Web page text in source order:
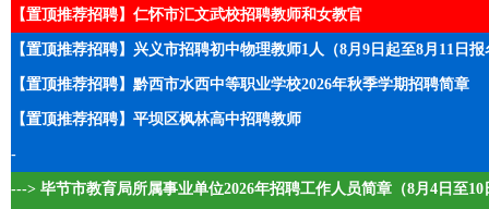
【置顶推荐招聘】仁怀市汇文武校招聘教师和女教官
【置顶推荐招聘】兴义市招聘初中物理教师1人（8月9日起至8月11日报
【置顶推荐招聘】黔西市水西中等职业学校2026年秋季学期招聘简章
【置顶推荐招聘】平坝区枫林高中招聘教师
-
---> 毕节市教育局所属事业单位2026年招聘工作人员简章（8月4日至10